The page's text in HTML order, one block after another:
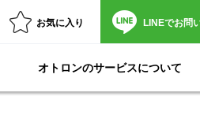
お気に入り LINEでお問
オトロンのサービスについて